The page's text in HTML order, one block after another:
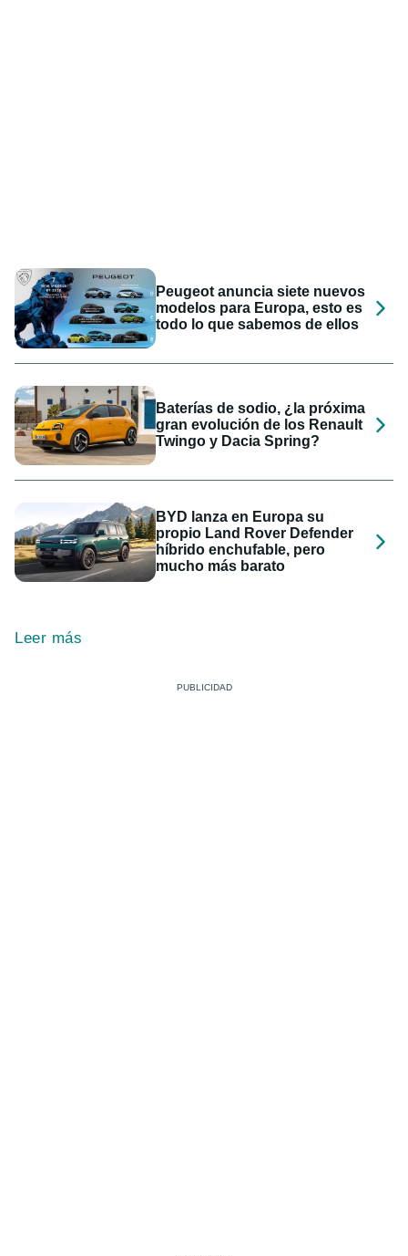
Peugeot anuncia siete nuevos
modelos para Europa, esto es
todo lo que sabemos de ellos
Baterías de sodio, ¿la próxima
gran evolución de los Renault
Twingo y Dacia Spring?
BYD lanza en Europa su
propio Land Rover Defender
híbrido enchufable, pero
mucho más barato
Leer más